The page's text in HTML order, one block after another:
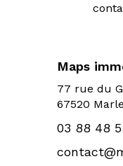
Maps
77 rue du
67520
03 88 48